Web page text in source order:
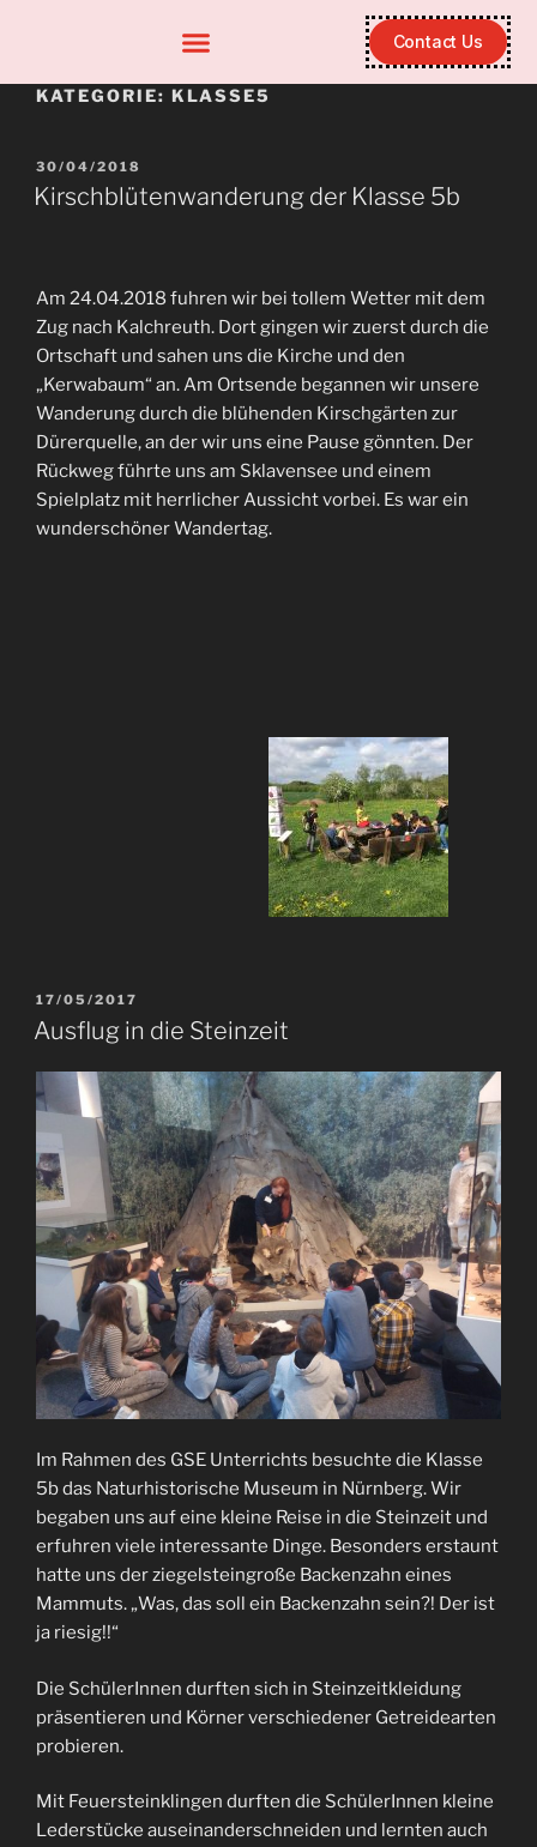
Contact Us
KATEGORIE: KLASSE5
30/04/2018
Kirschblütenwanderung der Klasse 5b
Am 24.04.2018 fuhren wir bei tollem Wetter mit dem
Zug nach Kalchreuth. Dort gingen wir zuerst durch die
Ortschaft und sahen uns die Kirche und den
„Kerwabaum“ an. Am Ortsende begannen wir unsere
Wanderung durch die blühenden Kirschgärten zur
Dürerquelle, an der wir uns eine Pause gönnten. Der
Rückweg führte uns am Sklavensee und einem
Spielplatz mit herrlicher Aussicht vorbei. Es war ein
wunderschöner Wandertag.
17/05/2017
Ausflug in die Steinzeit
Im Rahmen des GSE Unterrichts besuchte die Klasse
5b das Naturhistorische Museum in Nürnberg. Wir
begaben uns auf eine kleine Reise in die Steinzeit und
erfuhren viele interessante Dinge. Besonders erstaunt
hatte uns der ziegelsteingroße Backenzahn eines
Mammuts. „Was, das soll ein Backenzahn sein?! Der ist
ja riesig!!“
Die SchülerInnen durften sich in Steinzeitkleidung
präsentieren und Körner verschiedener Getreidearten
probieren.
Mit Feuersteinklingen durften die SchülerInnen kleine
Lederstücke auseinanderschneiden und lernten auch